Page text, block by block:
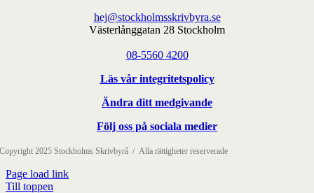
hej@stockholmsskrivbyra.se
Västerlånggatan 28 Stockholm
08-5560 4200
Läs vår integritetspolicy
Ändra ditt medgivande
Följ oss på sociala medier
Copyright 2025 Stockholms Skrivbyrå / Alla rättigheter reserverade
Page load link
Till toppen